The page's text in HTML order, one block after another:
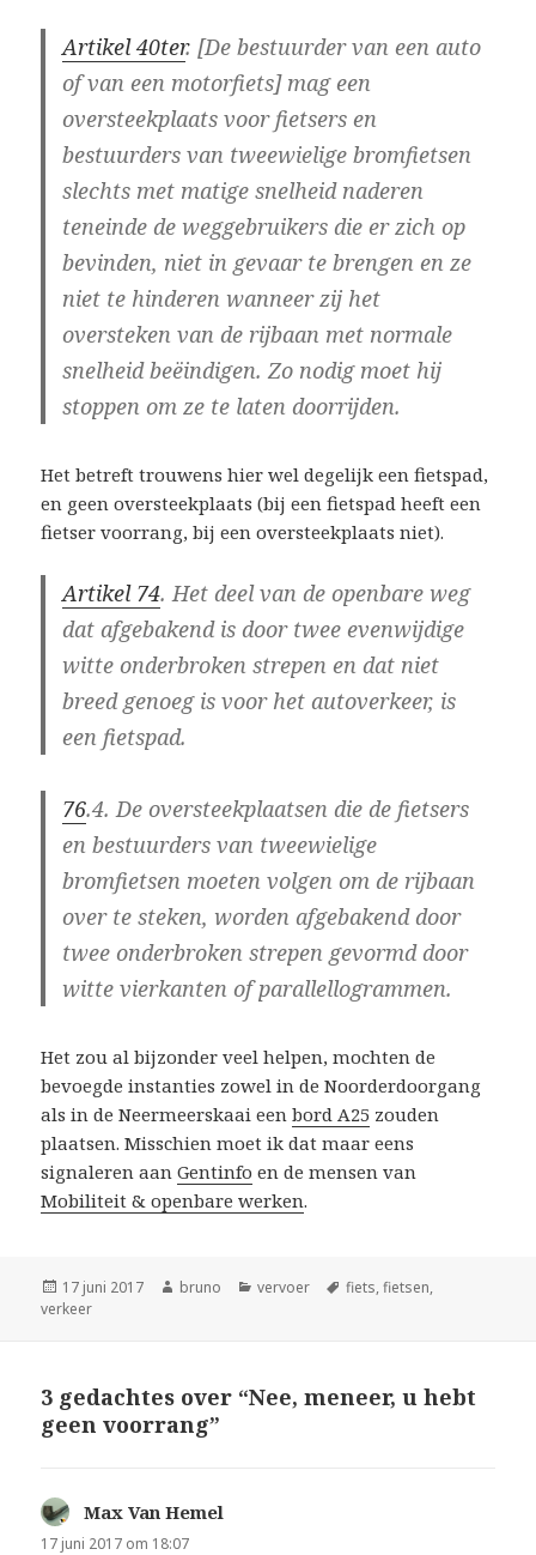
Artikel 40ter. [De bestuurder van een auto
of van een motorfiets] mag een
oversteekplaats voor fietsers en
bestuurders van tweewielige bromfietsen
slechts met matige snelheid naderen
teneinde de weggebruikers die er zich op
bevinden, niet in gevaar te brengen en ze
niet te hinderen wanneer zij het
oversteken van de rijbaan met normale
snelheid beëindigen. Zo nodig moet hij
stoppen om ze te laten doorrijden.
Het betreft trouwens hier wel degelijk een fietspad,
en geen oversteekplaats (bij een fietspad heeft een
fietser voorrang, bij een oversteekplaats niet).
Artikel 74. Het deel van de openbare weg
dat afgebakend is door twee evenwijdige
witte onderbroken strepen en dat niet
breed genoeg is voor het autoverkeer, is
een fietspad.
76.4. De oversteekplaatsen die de fietsers
en bestuurders van tweewielige
bromfietsen moeten volgen om de rijbaan
over te steken, worden afgebakend door
twee onderbroken strepen gevormd door
witte vierkanten of parallellogrammen.
Het zou al bijzonder veel helpen, mochten de
bevoegde instanties zowel in de Noorderdoorgang
als in de Neermeerskaai eenbord A25 zouden
plaatsen. Misschien moet ik dat maar eens
signaleren aanGentinfo en de mensen van
Mobiliteit & openbare werken.
Geplaatst
op
17 juni 2017 Auteur
bruno Categorieën
vervoer Tags
fiets,fietsen,
verkeer
3 gedachtes over “Nee, meneer, u hebt
geen voorrang”
Max Van Hemel
17 juni 2017 om 18:07